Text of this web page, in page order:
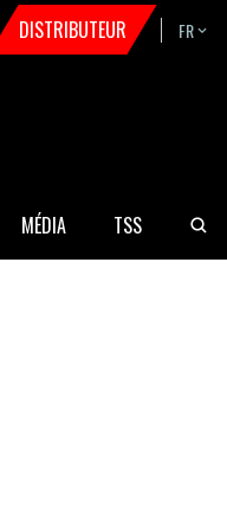
DISTRIBUTEUR FR
MÉDIA TSS